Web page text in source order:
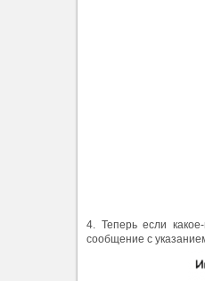
4. Теперь если
сообщение с